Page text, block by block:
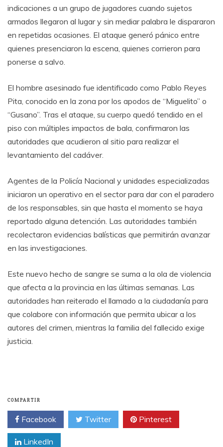
indicaciones a un grupo de jugadores cuando sujetos
armados llegaron al lugar y sin mediar palabra le dispararon
en repetidas ocasiones. El ataque generó pánico entre
quienes presenciaron la escena, quienes corrieron para
ponerse a salvo.
El hombre asesinado fue identificado como Pablo Reyes
Pita, conocido en la zona por los apodos de “Miguelito” o
“Gusano”. Tras el ataque, su cuerpo quedó tendido en el
piso con múltiples impactos de bala, confirmaron las
autoridades que acudieron al sitio para realizar el
levantamiento del cadáver.
Agentes de la Policía Nacional y unidades especializadas
iniciaron un operativo en el sector para dar con el paradero
de los responsables, sin que hasta el momento se haya
reportado alguna detención. Las autoridades también
recolectaron evidencias balísticas que permitirán avanzar
en las investigaciones.
Este nuevo hecho de sangre se suma a la ola de violencia
que afecta a la provincia en las últimas semanas. Las
autoridades han reiterado el llamado a la ciudadanía para
que colabore con información que permita ubicar a los
autores del crimen, mientras la familia del fallecido exige
justicia.
COMPARTIR
Facebook Twitter Pinterest
LinkedIn